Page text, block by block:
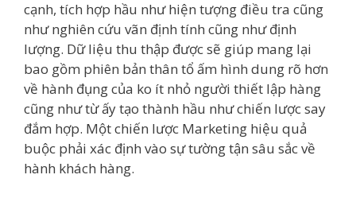
cạnh, tích hợp hầu như hiện tượng điều tra cũng
như nghiên cứu vãn định tính cũng như định
lượng. Dữ liệu thu thập được sẽ giúp mang lại
bao gồm phiên bản thân tổ ấm hình dung rõ hơn
về hành đụng của ko ít nhỏ người thiết lập hàng
cũng như từ ấy tạo thành hầu như chiến lược say
đắm hợp. Một chiến lược Marketing hiệu quả
buộc phải xác định vào sự tường tận sâu sắc về
hành khách hàng.